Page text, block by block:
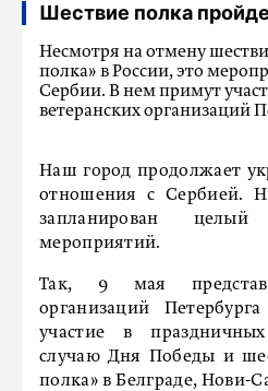
Шествие полка
Несмотря на отмену
полка» в России, это
Сербии. В нем примут
ветеранских организаций
Наш город продолжает
отношения с Сербией.
запланирован
мероприятий.
Так, 9 мая
организаций
участие в
случаю Дня Победы и
полка» в Белграде, Нови-